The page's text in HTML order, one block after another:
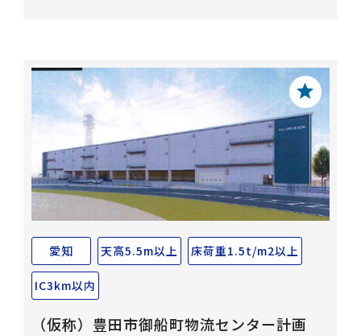
愛知 天高5.5m以上 床荷重1.5t/m2以上
IC3km以内
（仮称）豊田市御船町物流センター計画